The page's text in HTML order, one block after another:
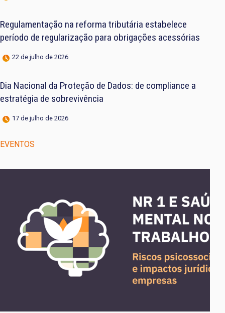
Regulamentação na reforma tributária estabelece
período de regularização para obrigações acessórias
22 de julho de 2026
Dia Nacional da Proteção de Dados: de compliance a
estratégia de sobrevivência
17 de julho de 2026
EVENTOS